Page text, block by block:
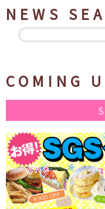
NEWS
COMING